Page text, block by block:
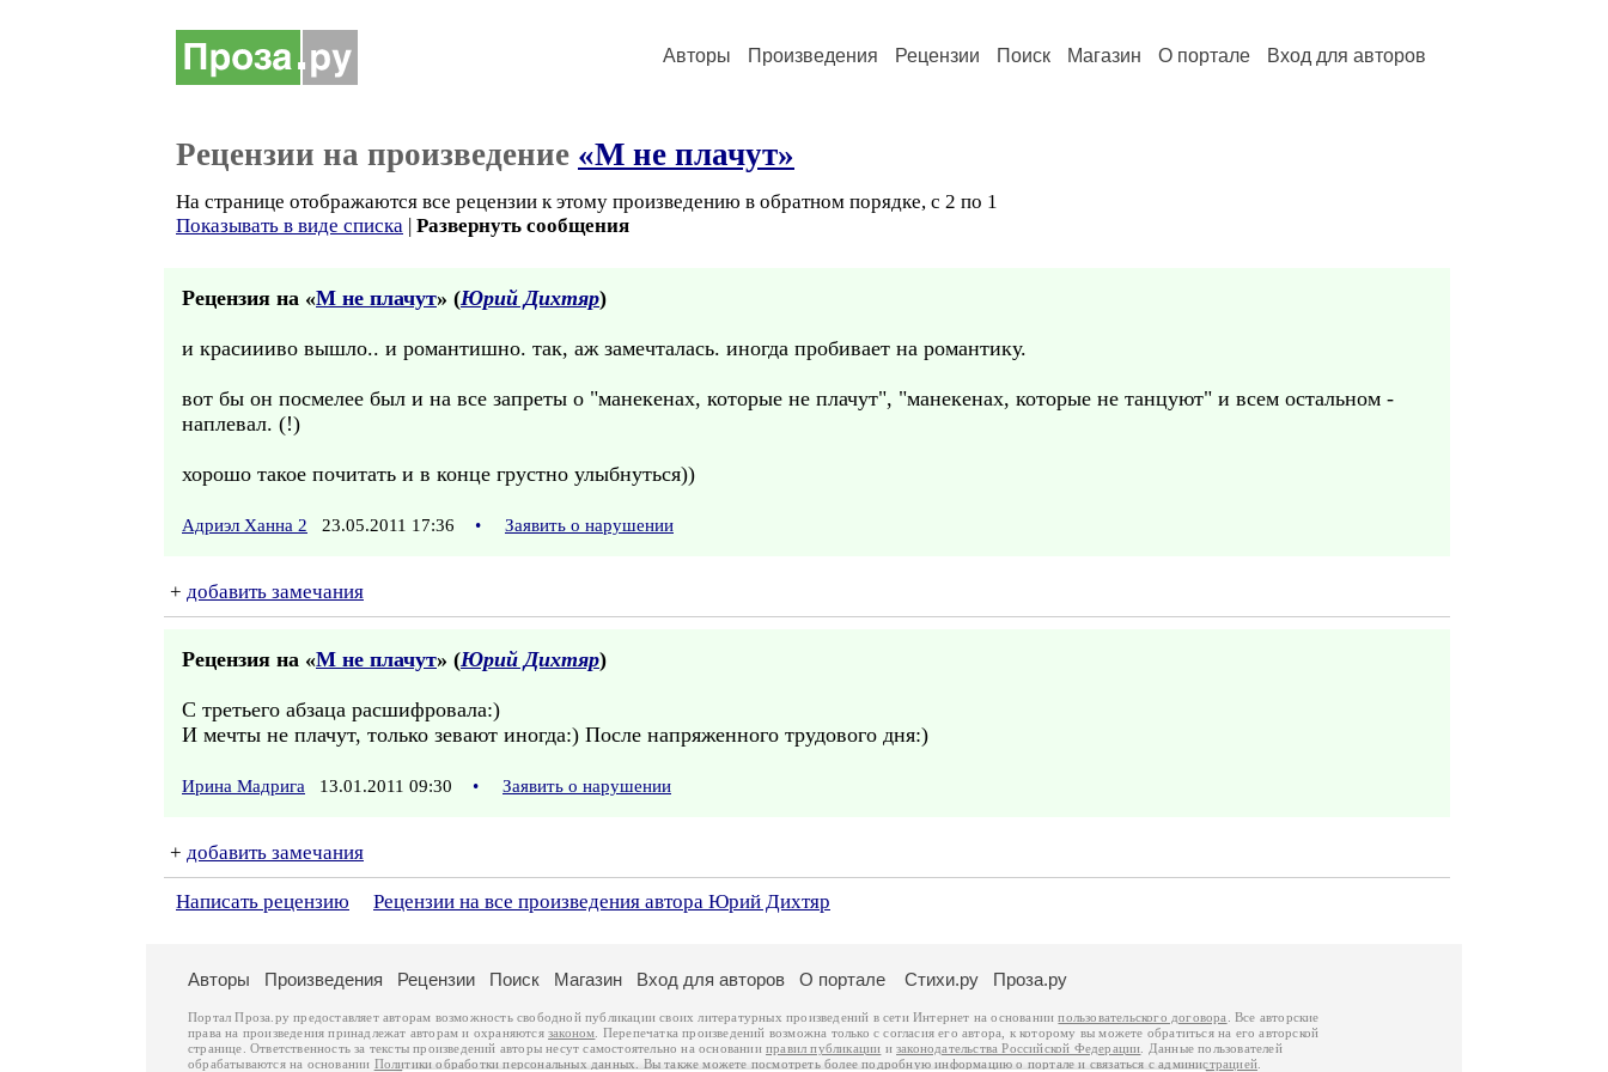
Авторы Произведения Рецензии Поиск Магазин О портале Вход для авторов
Рецензии на произведение «М не плачут»
На странице отображаются все рецензии к этому произведению в обратном порядке, с 2 по 1
Показывать в виде списка | Развернуть сообщения
Рецензия на «М не плачут» (Юрий Дихтяр)
и красиииво вышло.. и романтишно. так, аж замечталась. иногда пробивает на романтику.
вот бы он посмелее был и на все запреты о "манекенах, которые не плачут", "манекенах, которые не танцуют" и всем остальном -
наплевал. (!)
хорошо такое почитать и в конце грустно улыбнуться))
Адриэл Ханна 2 23.05.2011 17:36 • Заявить о нарушении
+ добавить замечания
Рецензия на «М не плачут» (Юрий Дихтяр)
С третьего абзаца расшифровала:)
И мечты не плачут, только зевают иногда:) После напряженного трудового дня:)
Ирина Мадрига 13.01.2011 09:30 • Заявить о нарушении
+ добавить замечания
Написать рецензию Рецензии на все произведения автора Юрий Дихтяр
Авторы Произведения Рецензии Поиск Магазин Вход для авторов О портале Стихи.ру Проза.ру
Портал Проза.ру предоставляет авторам возможность свободной публикации своих литературных произведений в сети Интернет на основаниипользовательского договора
. Все авторские
права на произведения принадлежат авторам и охраняются законом . Перепечатка произведений возможна только с согласия его автора, к которому вы можете обратиться на его авторской
странице. Ответственность за тексты произведений авторы несут самостоятельно на основанииправил публикации изаконодательства Российской Федерации . Данные пользователей
обрабатываются на основании Политики обработки персональных данных . Вы также можете посмотреть более подробнуюинформацию о портале и связаться с администрацией